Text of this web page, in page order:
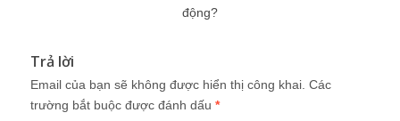
động?
Trả lời
Email của bạn sẽ không được hiển thị công khai. Các
trường bắt buộc được đánh dấu *